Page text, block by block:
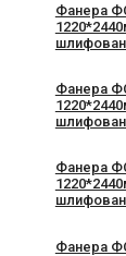
Фанера
Фанера
Фанера
Фанера